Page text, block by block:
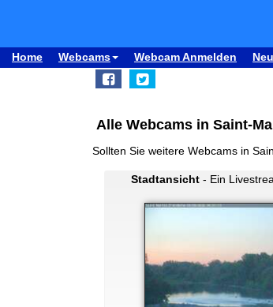
Home Webcams Webcam Anmelden
Alle Webcams in Saint-
Sollten Sie weitere Webcams in
Stadtansicht - Ein